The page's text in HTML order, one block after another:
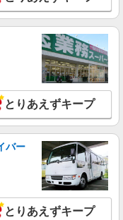
とりあえずキープ
バー
とりあえずキープ